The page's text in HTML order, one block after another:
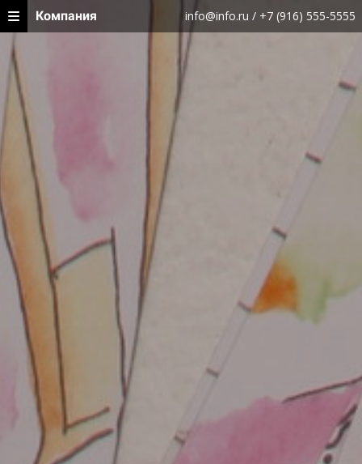
Компания info@info.ru / +7 (916) 555-5555